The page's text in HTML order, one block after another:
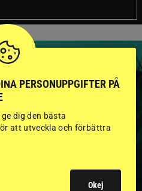
ONLINE
I
MED
FAKTA
PERSONUPPGIFTER PÅ
dig den bästa
att utveckla och förbättra
Okej